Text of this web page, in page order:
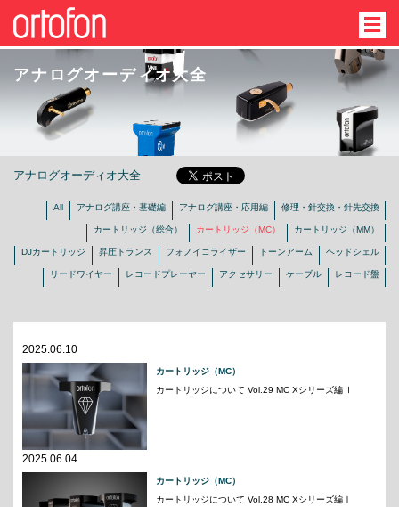
アナログオーディオ大全
アナログオーディオ大全
All アナログ講座・基礎編 アナログ講座・応用編 修理・針交換・針先交換
カートリッジ（総合） カートリッジ（MC） カートリッジ（MM）
DJカートリッジ 昇圧トランス フォノイコライザー トーンアーム ヘッドシェル
リードワイヤー レコードプレーヤー アクセサリー ケーブル レコード盤
2025.06.10
カートリッジ（MC）
カートリッジについて Vol.29 MC Xシリーズ編Ⅱ
2025.06.04
カートリッジ（MC）
カートリッジについて Vol.28 MC Xシリーズ編Ⅰ